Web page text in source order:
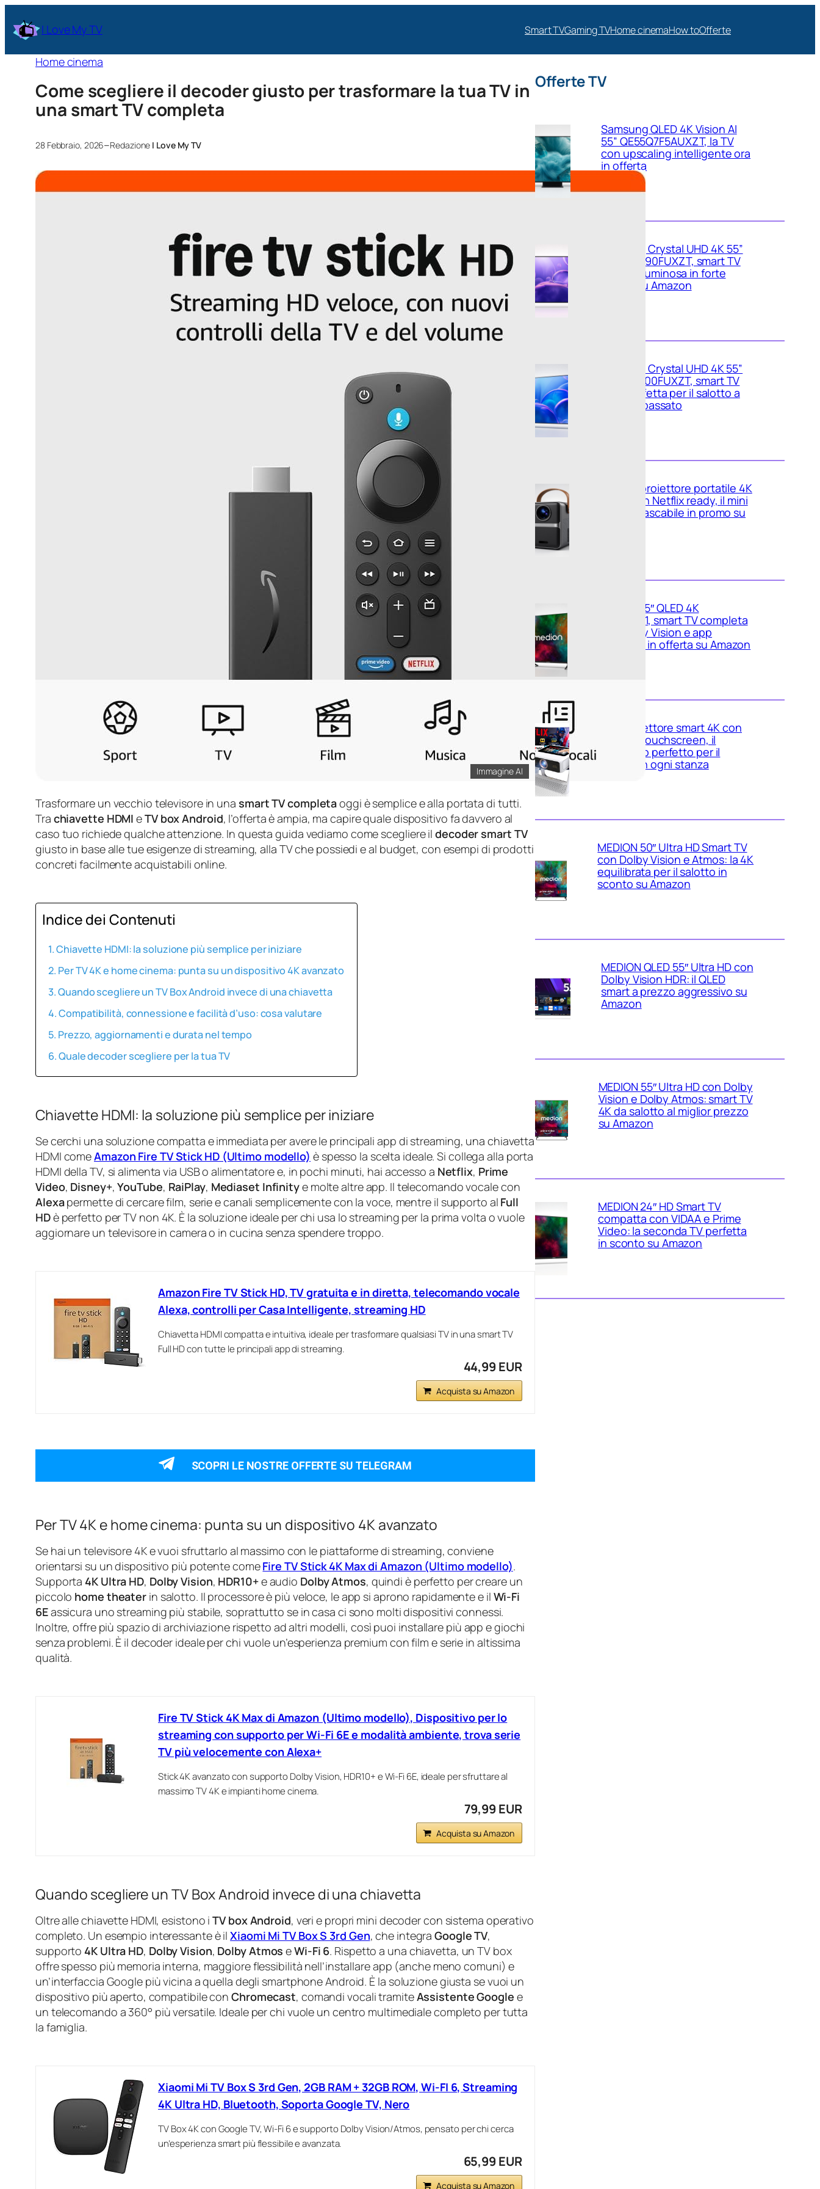
I Love My TV Smart TVGaming TVHome cinemaHow toOfferte
Home cinema
Come scegliere il decoder giusto per trasformare la tua TV in
una smart TV completa
28 Febbraio, 2026–Redazione I Love My TV
Immagine AI
Trasformare un vecchio televisore in una smart TV completaoggi è semplice e alla portata di tutti.
Tra chiavette HDMI eTV box Android, l’offerta è ampia, ma capire quale dispositivo fa davvero al
caso tuo richiede qualche attenzione. In questa guida vediamo come scegliere ildecoder smart TV
giusto in base alle tue esigenze di streaming, alla TV che possiedi e al budget, con esempi di prodotti
concreti facilmente acquistabili online.
Indice dei Contenuti
Chiavette HDMI: la soluzione più semplice per iniziare
Per TV 4K e home cinema: punta su un dispositivo 4K avanzato
Quando scegliere un TV Box Android invece di una chiavetta
Compatibilità, connessione e facilità d’uso: cosa valutare
Prezzo, aggiornamenti e durata nel tempo
Quale decoder scegliere per la tua TV
Chiavette HDMI: la soluzione più semplice per iniziare
Se cerchi una soluzione compatta e immediata per avere le principali app di streaming, una chiavetta
HDMI comeAmazon Fire TV Stick HD (Ultimo modello) è spesso la scelta ideale. Si collega alla porta
HDMI della TV, si alimenta via USB o alimentatore e, in pochi minuti, hai accesso a Netflix, Prime
Video, Disney+,YouTube, RaiPlay, Mediaset Infinitye molte altre app. Il telecomando vocale con
Alexapermette di cercare film, serie e canali semplicemente con la voce, mentre il supporto al Full
HDè perfetto per TV non 4K. È la soluzione ideale per chi usa lo streaming per la prima volta o vuole
aggiornare un televisore in camera o in cucina senza spendere troppo.
Amazon Fire TV Stick HD, TV gratuita e in diretta, telecomando vocale
Alexa, controlli per Casa Intelligente, streaming HD
Chiavetta HDMI compatta e intuitiva, ideale per trasformare qualsiasi TV in una smart TV
Full HD con tutte le principali app di streaming.
44,99 EUR
Acquista su Amazon
SCOPRI LE NOSTRE OFFERTE SU TELEGRAM
Per TV 4K e home cinema: punta su un dispositivo 4K avanzato
Se hai un televisore 4K e vuoi sfruttarlo al massimo con le piattaforme di streaming, conviene
orientarsi su un dispositivo più potente comeFire TV Stick 4K Max di Amazon (Ultimo modello).
Supporta 4K Ultra HD, Dolby Vision, HDR10+e audio Dolby Atmos, quindi è perfetto per creare un
piccolo home theater in salotto. Il processore è più veloce, le app si aprono rapidamente e il Wi‑Fi
6Eassicura uno streaming più stabile, soprattutto se in casa ci sono molti dispositivi connessi.
Inoltre, offre più spazio di archiviazione rispetto ad altri modelli, così puoi installare più app e giochi
senza problemi. È il decoder ideale per chi vuole un’esperienza premium con film e serie in altissima
qualità.
Fire TV Stick 4K Max di Amazon (Ultimo modello), Dispositivo per lo
streaming con supporto per Wi-Fi 6E e modalità ambiente, trova serie
TV più velocemente con Alexa+
Stick 4K avanzato con supporto Dolby Vision, HDR10+ e Wi‑Fi 6E, ideale per sfruttare al
massimo TV 4K e impianti home cinema.
79,99 EUR
Acquista su Amazon
Quando scegliere un TV Box Android invece di una chiavetta
Oltre alle chiavette HDMI, esistono iTV box Android, veri e propri mini decoder con sistema operativo
completo. Un esempio interessante è ilXiaomi Mi TV Box S 3rd Gen, che integraGoogle TV,
supporto 4K Ultra HD, Dolby Vision, Dolby Atmos eWi‑Fi 6. Rispetto a una chiavetta, un TV box
offre spesso più memoria interna, maggiore flessibilità nell’installare app (anche meno comuni) e
un’interfaccia Google più vicina a quella degli smartphone Android. È la soluzione giusta se vuoi un
dispositivo più aperto, compatibile con Chromecast, comandi vocali tramiteAssistente Google e
un telecomando a 360° più versatile. Ideale per chi vuole un centro multimediale completo per tutta
la famiglia.
Xiaomi Mi TV Box S 3rd Gen, 2GB RAM + 32GB ROM, Wi-FI 6, Streaming
4K Ultra HD, Bluetooth, Soporta Google TV, Nero
TV Box 4K con Google TV, Wi‑Fi 6 e supporto Dolby Vision/Atmos, pensato per chi cerca
un’esperienza smart più flessibile e avanzata.
65,99 EUR
Acquista su Amazon
Offerte TV
Samsung QLED 4K Vision AI
55” QE55Q7F5AUXZT, la TV
con upscaling intelligente ora
in offerta
Samsung Crystal UHD 4K 55”
UE55U8090FUXZT, smart TV
sottile e luminosa in forte
sconto su Amazon
Samsung Crystal UHD 4K 55”
UE55U7000FUXZT, smart TV
2025 perfetta per il salotto a
prezzo ribassato
WiMiUS proiettore portatile 4K
smart con Netflix ready, il mini
cinema tascabile in promo su
Medion 55″ QLED 4K
MD855701, smart TV completa
con Dolby Vision e app
integrate in offerta su Amazon
Mini proiettore smart 4K con
WiFi 6 e touchscreen, il
compatto perfetto per il
cinema in ogni stanza
MEDION 50″ Ultra HD Smart TV
con Dolby Vision e Atmos: la 4K
equilibrata per il salotto in
sconto su Amazon
MEDION QLED 55″ Ultra HD con
Dolby Vision HDR: il QLED
smart a prezzo aggressivo su
Amazon
MEDION 55″ Ultra HD con Dolby
Vision e Dolby Atmos: smart TV
4K da salotto al miglior prezzo
su Amazon
MEDION 24″ HD Smart TV
compatta con VIDAA e Prime
Video: la seconda TV perfetta
in sconto su Amazon